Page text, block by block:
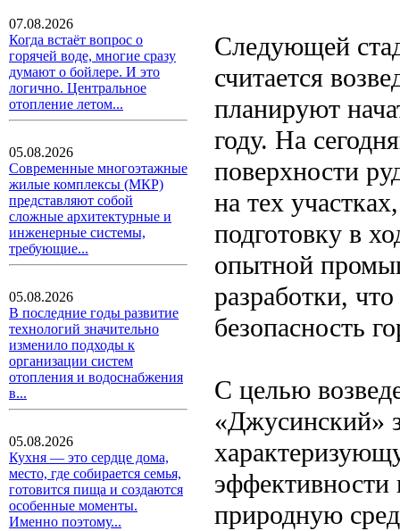
07.08.2026
Когда встаёт вопрос о
горячей воде, многие сразу
думают о бойлере. И это
логично. Центральное
отопление летом...
05.08.2026
Современные многоэтажные
жилые комплексы (МКР)
представляют собой
сложные архитектурные и
инженерные системы,
требующие...
05.08.2026
В последние годы развитие
технологий значительно
изменило подходы к
организации систем
отопления и водоснабжения
в...
05.08.2026
Кухня — это сердце дома,
место, где собирается семья,
готовится пища и создаются
особенные моменты.
Именно поэтому...
Следующей
считается
планируют
году. На
поверхности
на тех
подготовку в
опытной
разработки,
безопасность
С целью
«Джусинский»
эффективности
природную